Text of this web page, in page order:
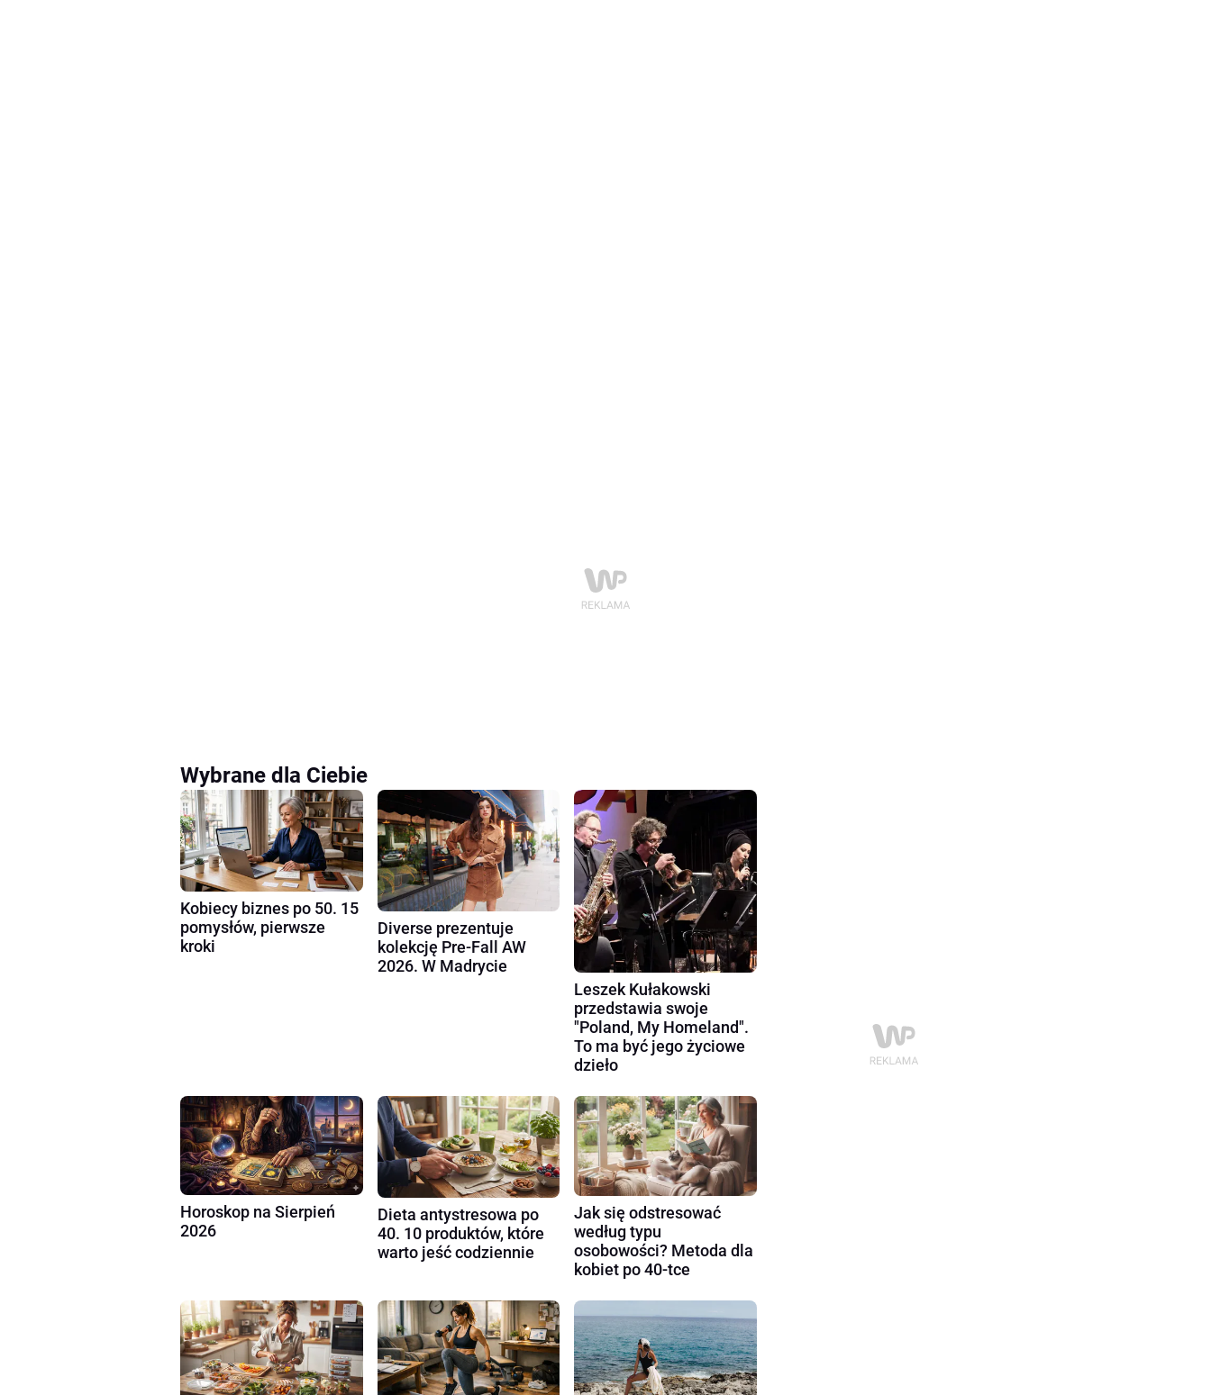
Wybrane dla Ciebie
Kobiecy biznes po 50. 15
pomysłów, pierwsze
kroki
Diverse prezentuje
kolekcję Pre-Fall AW
2026. W Madrycie
Leszek Kułakowski
przedstawia swoje
"Poland, My Homeland".
To ma być jego życiowe
dzieło
Horoskop na Sierpień
2026
Dieta antystresowa po
40. 10 produktów, które
warto jeść codziennie
Jak się odstresować
według typu
osobowości? Metoda dla
kobiet po 40-tce